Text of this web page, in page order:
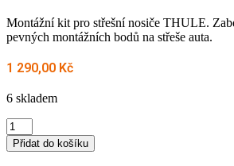
Montážní kit pro střešní nosiče THULE.
pevných montážních bodů na střeše auta.
1 290,00 Kč
6 skladem
MONTÁŽNÍ
KIT
THULE
Přidat do košíku